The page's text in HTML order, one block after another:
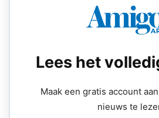
Lees het
Maak een gratis account
nieuws te